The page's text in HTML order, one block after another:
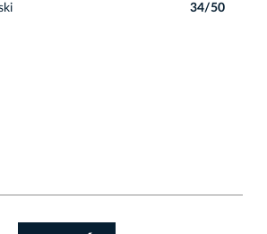
34/50